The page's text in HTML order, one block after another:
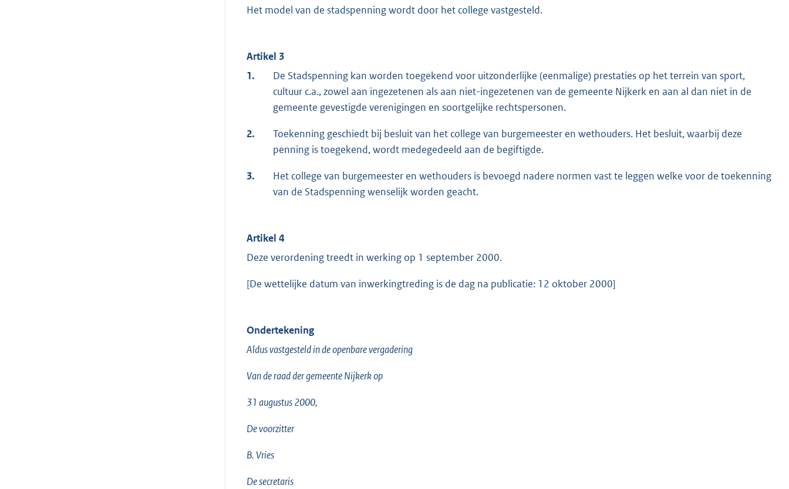
Het model van de stadspenning wordt door het college vastgesteld.
Artikel 3
1.
De Stadspenning kan worden toegekend voor uitzonderlijke (eenmalige) prestaties op het terrein van sport,
cultuur c.a., zowel aan ingezetenen als aan niet-ingezetenen van de gemeente Nijkerk en aan al dan niet in de
gemeente gevestigde verenigingen en soortgelijke rechtspersonen.
2.
Toekenning geschiedt bij besluit van het college van burgemeester en wethouders. Het besluit, waarbij deze
penning is toegekend, wordt medegedeeld aan de begiftigde.
3.
Het college van burgemeester en wethouders is bevoegd nadere normen vast te leggen welke voor de toekenning
van de Stadspenning wenselijk worden geacht.
Artikel 4
Deze verordening treedt in werking op 1 september 2000.
[De wettelijke datum van inwerkingtreding is de dag na publicatie: 12 oktober 2000]
Ondertekening
Aldus vastgesteld in de openbare vergadering
Van de raad der gemeente Nijkerk op
31 augustus 2000,
De voorzitter
B. Vries
De secretaris